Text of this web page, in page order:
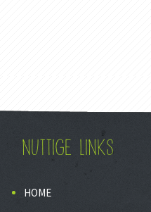
NUTTIGE LINKS
HOME